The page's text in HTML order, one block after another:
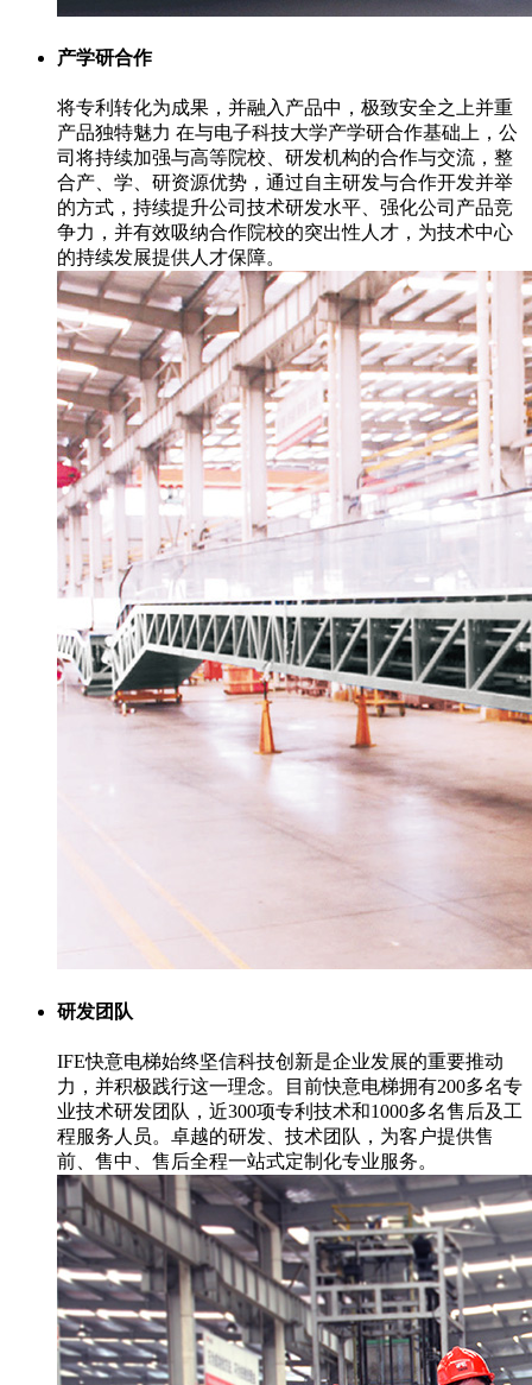
产学研合作
将专利转化为成果，并融入产品中，极致安全之上并重
产品独特魅力 在与电子科技大学产学研合作基础上，公
司将持续加强与高等院校、研发机构的合作与交流，整
合产、学、研资源优势，通过自主研发与合作开发并举
的方式，持续提升公司技术研发水平、强化公司产品竞
争力，并有效吸纳合作院校的突出性人才，为技术中心
的持续发展提供人才保障。
研发团队
IFE快意电梯始终坚信科技创新是企业发展的重要推动
力，并积极践行这一理念。目前快意电梯拥有200多名专
业技术研发团队，近300项专利技术和1000多名售后及工
程服务人员。卓越的研发、技术团队，为客户提供售
前、售中、售后全程一站式定制化专业服务。